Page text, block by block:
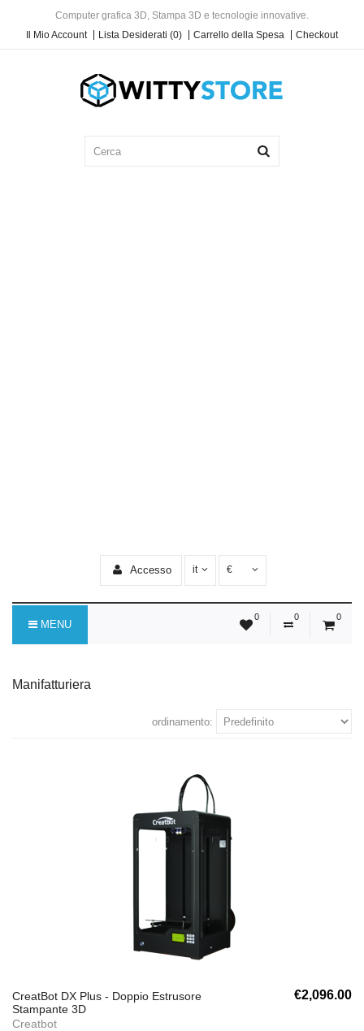
Computer grafica 3D, Stampa 3D e tecnologie innovative.
Il Mio Account
Lista Desiderati (0) Carrello della Spesa Checkout
Accesso it €
0 0 0
MENU
Manifatturiera
ordinamento:
CreatBot DX Plus - Doppio Estrusore
Stampante 3D
Creatbot
€2,096.00